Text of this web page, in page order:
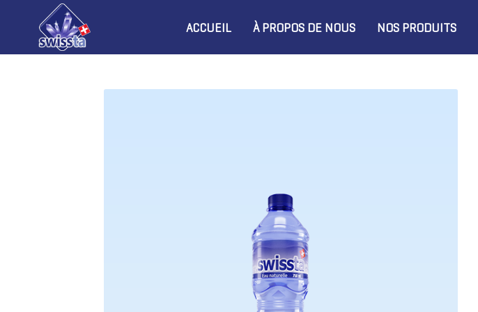
ACCUEIL À PROPOS DE NOUS NOS PRODUITS